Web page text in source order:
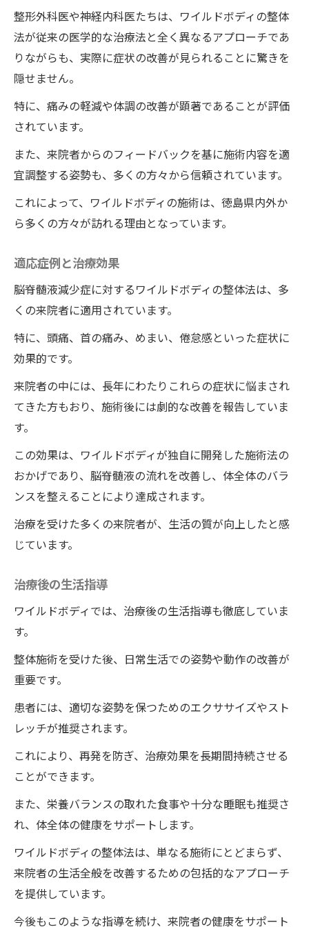
整形外科医や神経内科医たちは、ワイルドボディの整体
法が従来の医学的な治療法と全く異なるアプローチであ
りながらも、実際に症状の改善が見られることに驚きを
隠せません。
特に、痛みの軽減や体調の改善が顕著であることが評価
されています。
また、来院者からのフィードバックを基に施術内容を適
宜調整する姿勢も、多くの方々から信頼されています。
これによって、ワイルドボディの施術は、徳島県内外か
ら多くの方々が訪れる理由となっています。
適応症例と治療効果
脳脊髄液減少症に対するワイルドボディの整体法は、多
くの来院者に適用されています。
特に、頭痛、首の痛み、めまい、倦怠感といった症状に
効果的です。
来院者の中には、長年にわたりこれらの症状に悩まされ
てきた方もおり、施術後には劇的な改善を報告していま
す。
この効果は、ワイルドボディが独自に開発した施術法の
おかげであり、脳脊髄液の流れを改善し、体全体のバラ
ンスを整えることにより達成されます。
治療を受けた多くの来院者が、生活の質が向上したと感
じています。
治療後の生活指導
ワイルドボディでは、治療後の生活指導も徹底していま
す。
整体施術を受けた後、日常生活での姿勢や動作の改善が
重要です。
患者には、適切な姿勢を保つためのエクササイズやスト
レッチが推奨されます。
これにより、再発を防ぎ、治療効果を長期間持続させる
ことができます。
また、栄養バランスの取れた食事や十分な睡眠も推奨さ
れ、体全体の健康をサポートします。
ワイルドボディの整体法は、単なる施術にとどまらず、
来院者の生活全般を改善するための包括的なアプローチ
を提供しています。
今後もこのような指導を続け、来院者の健康をサポート